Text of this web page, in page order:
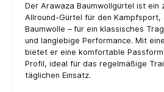
Der Arawaza Baumwollgürtel ist ein
Allround-Gürtel für den Kampfsport,
Baumwolle – für ein klassisches
und langlebige Performance. Mit
bietet er eine komfortable
Profil, ideal für das regelmäßige
täglichen Einsatz.